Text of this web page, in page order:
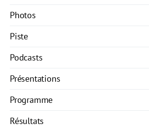
Photos
Piste
Podcasts
Présentations
Programme
Résultats